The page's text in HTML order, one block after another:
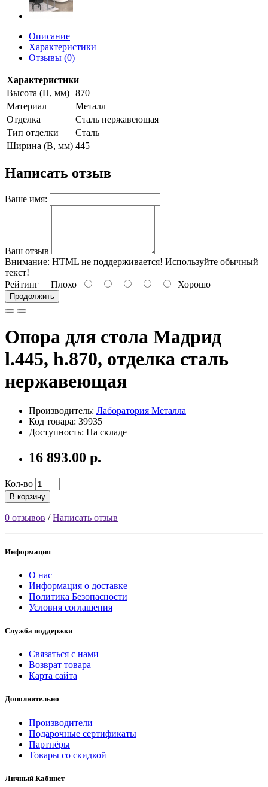
Описание
Характеристики
Отзывы (0)
Характеристики
Высота (H, мм) 870
Материал
Металл
Отделка
Сталь нержавеющая
Тип отделки
Сталь
Ширина (B, мм) 445
Написать отзыв
Ваше имя:
Ваш отзыв
Внимание: HTML не поддерживается! Используйте обычный
текст!
Рейтинг Плохо Хорошо
Продолжить
Опора для стола Мадрид
l.445, h.870, отделка сталь
нержавеющая
Производитель: Лаборатория Металла
Код товара: 39935
Доступность: На складе
16 893.00 р.
Кол-во
В корзину
0 отзывов /Написать отзыв
Информация
О нас
Информация о доставке
Политика Безопасности
Условия соглашения
Служба поддержки
Связаться с нами
Возврат товара
Карта сайта
Дополнительно
Производители
Подарочные сертификаты
Партнёры
Товары со скидкой
Личный Кабинет